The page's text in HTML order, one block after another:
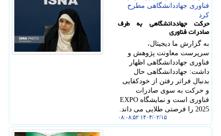
فناوری جهاددانشگاهی مطرح
كرد
حرکت جهاددانشگاهی به طرف
صادرات فناوری
به گزارش ما دیجیتال،
سرپرست معاونت پژوهش و
فناوری جهاددانشگاهی اظهار
داشت: جهاددانشگاهی حال
بدنبال فراتر رفتن از خودکفایی
و حرکت به سوی صادرات
فناوری است و نمایشگاه EXPO
2025 را فرصتی طلایی می داند.
۱۴۰۴/۰۲/۱۵ ۰۸:۰۸:۵۲